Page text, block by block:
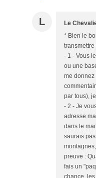
L Le
* Bien le
- 1 - Vous
ou une
me donnez
par tous),
- 2 - Je
adresse
dans le
saurais
preuve :
fais un
chance,